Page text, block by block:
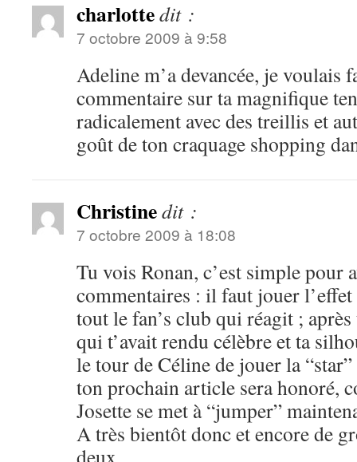
charlottedit :
7 octobre 2009 à 9:58
Adeline m’a devancée, je voulais
commentaire sur ta magnifique
radicalement avec des treillis et
goût de ton craquage shopping
Christinedit :
7 octobre 2009 à 18:08
Tu vois Ronan, c’est simple pour
commentaires : il faut jouer l’effet
tout le fan’s club qui réagit ;
qui t’avait rendu célèbre et ta
le tour de Céline de jouer la
ton prochain article sera honoré,
Josette se met à “jumper”
A très bientôt donc et encore de
deux.